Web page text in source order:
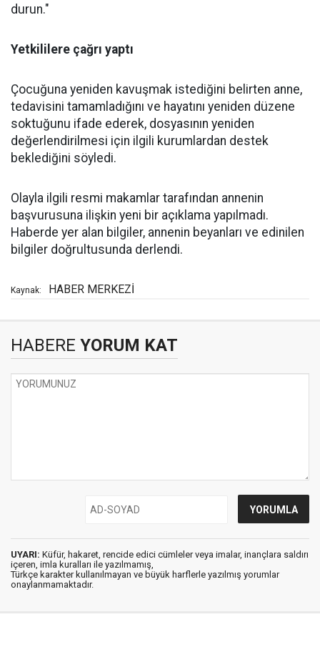
durun."
Yetkililere çağrı yaptı
Çocuğuna yeniden kavuşmak istediğini belirten anne,
tedavisini tamamladığını ve hayatını yeniden düzene
soktuğunu ifade ederek, dosyasının yeniden
değerlendirilmesi için ilgili kurumlardan destek
beklediğini söyledi.
Olayla ilgili resmi makamlar tarafından annenin
başvurusuna ilişkin yeni bir açıklama yapılmadı.
Haberde yer alan bilgiler, annenin beyanları ve edinilen
bilgiler doğrultusunda derlendi.
Kaynak: HABER MERKEZİ
HABERE YORUM KAT
UYARI: Küfür, hakaret, rencide edici cümleler veya imalar, inançlara saldırı
içeren, imla kuralları ile yazılmamış,
Türkçe karakter kullanılmayan ve büyük harflerle yazılmış yorumlar
onaylanmamaktadır.